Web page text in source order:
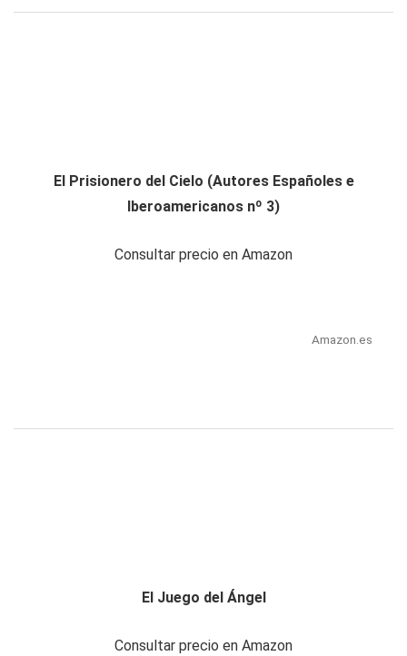
El Prisionero del Cielo (Autores Españoles e
Iberoamericanos nº 3)
Consultar precio en Amazon
Amazon.es
El Juego del Ángel
Consultar precio en Amazon